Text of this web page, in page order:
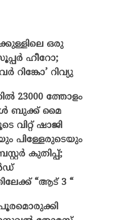
ഒരു
ഹീറോ;
റിങ്കോ’ റിവ്യു
23000 ത്തോളം
ബുക്ക് മൈ
വിറ്റ് ഷാജി
പിള്ളേരുടെയും
കുതിപ്പ്;
“ആട് 3 “